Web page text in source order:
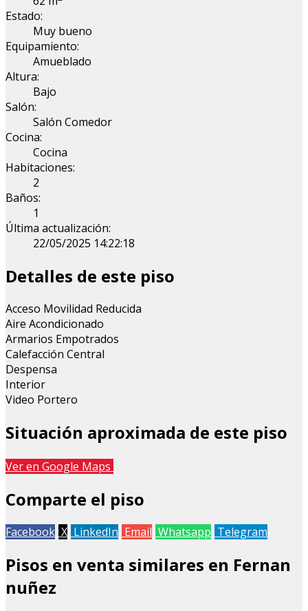
Estado:
Muy bueno
Equipamiento:
Amueblado
Altura:
Bajo
Salón:
Salón Comedor
Cocina:
Cocina
Habitaciones:
2
Baños:
1
Última actualización:
22/05/2025 14:22:18
Detalles de este piso
Acceso Movilidad Reducida
Aire Acondicionado
Armarios Empotrados
Calefacción Central
Despensa
Interior
Video Portero
Situación aproximada de este piso
+
−
Ver en Google Maps
Comparte el piso
Facebook X LinkedIn Email Whatsapp Telegram
Pisos en venta similares en Fernan
nuñez